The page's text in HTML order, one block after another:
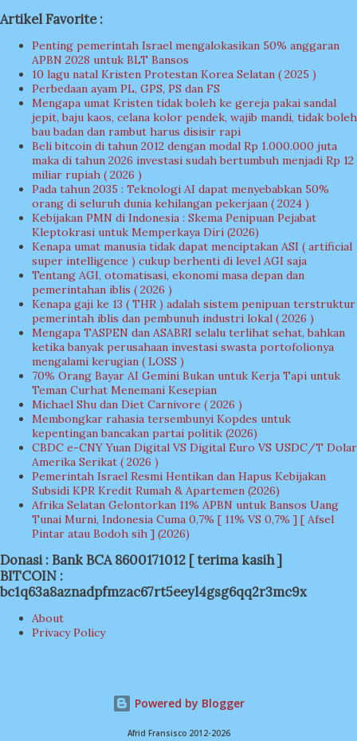
Artikel Favorite :
Penting pemerintah Israel mengalokasikan 50% anggaran
APBN 2028 untuk BLT Bansos
10 lagu natal Kristen Protestan Korea Selatan ( 2025 )
Perbedaan ayam PL, GPS, PS dan FS
Mengapa umat Kristen tidak boleh ke gereja pakai sandal
jepit, baju kaos, celana kolor pendek, wajib mandi, tidak boleh
bau badan dan rambut harus disisir rapi
Beli bitcoin di tahun 2012 dengan modal Rp 1.000.000 juta
maka di tahun 2026 investasi sudah bertumbuh menjadi Rp 12
miliar rupiah ( 2026 )
Pada tahun 2035 : Teknologi AI dapat menyebabkan 50%
orang di seluruh dunia kehilangan pekerjaan ( 2024 )
Kebijakan PMN di Indonesia : Skema Penipuan Pejabat
Kleptokrasi untuk Memperkaya Diri (2026)
Kenapa umat manusia tidak dapat menciptakan ASI ( artificial
super intelligence ) cukup berhenti di level AGI saja
Tentang AGI, otomatisasi, ekonomi masa depan dan
pemerintahan iblis ( 2026 )
Kenapa gaji ke 13 ( THR ) adalah sistem penipuan terstruktur
pemerintah iblis dan pembunuh industri lokal ( 2026 )
Mengapa TASPEN dan ASABRI selalu terlihat sehat, bahkan
ketika banyak perusahaan investasi swasta portofolionya
mengalami kerugian ( LOSS )
70% Orang Bayar AI Gemini Bukan untuk Kerja Tapi untuk
Teman Curhat Menemani Kesepian
Michael Shu dan Diet Carnivore ( 2026 )
Membongkar rahasia tersembunyi Kopdes untuk
kepentingan bancakan partai politik (2026)
CBDC e-CNY Yuan Digital VS Digital Euro VS USDC/T Dolar
Amerika Serikat ( 2026 )
Pemerintah Israel Resmi Hentikan dan Hapus Kebijakan
Subsidi KPR Kredit Rumah & Apartemen (2026)
Afrika Selatan Gelontorkan 11% APBN untuk Bansos Uang
Tunai Murni, Indonesia Cuma 0,7% [ 11% VS 0,7% ] [ Afsel
Pintar atau Bodoh sih ] (2026)
Donasi : Bank BCA 8600171012 [ terima kasih ]
BITCOIN :
bc1q63a8aznadpfmzac67rt5eeyl4gsg6qq2r3mc9x
About
Privacy Policy
Powered by Blogger
Afrid Fransisco 2012-2026